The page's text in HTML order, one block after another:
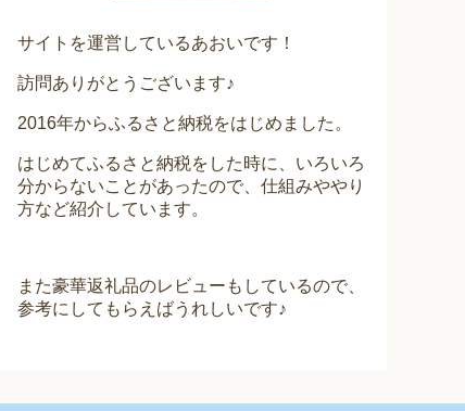
サイトを運営しているあおいです！
訪問ありがとうございます♪
2016年からふるさと納税をはじめました。
はじめてふるさと納税をした時に、いろいろ
分からないことがあったので、仕組みややり
方など紹介しています。
また豪華返礼品のレビューもしているので、
参考にしてもらえばうれしいです♪